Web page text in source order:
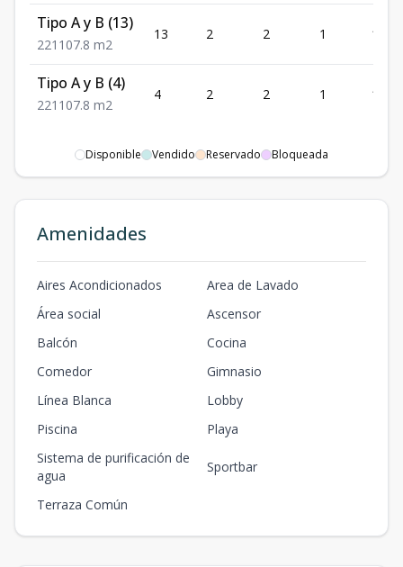
Tipo A y B (13)
221 107.8 m2
13 2 2 1 107.8
Tipo A y B (4)
221 107.8 m2
4 2 2 1 107.8
Disponible Vendido Reservado Bloqueada
Amenidades
Aires Acondicionados
Area de Lavado
Área social
Ascensor
Balcón
Cocina
Comedor
Gimnasio
Línea Blanca
Lobby
Piscina
Playa
Sistema de purificación de
agua
Sportbar
Terraza Común